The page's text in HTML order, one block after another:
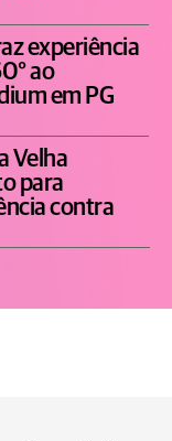
experiência
ao
em PG
Velha
para
contra